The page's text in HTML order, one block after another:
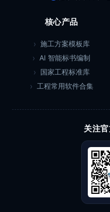
核心产品
施工方案模板库
AI 智能标书编制
国家工程标准库
工程常用软件合集
关注